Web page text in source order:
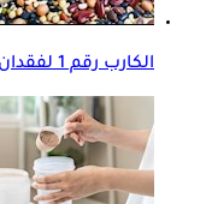
الكارب رقم 1 لفقدان الوزن في الدايت.. تعرف عليه